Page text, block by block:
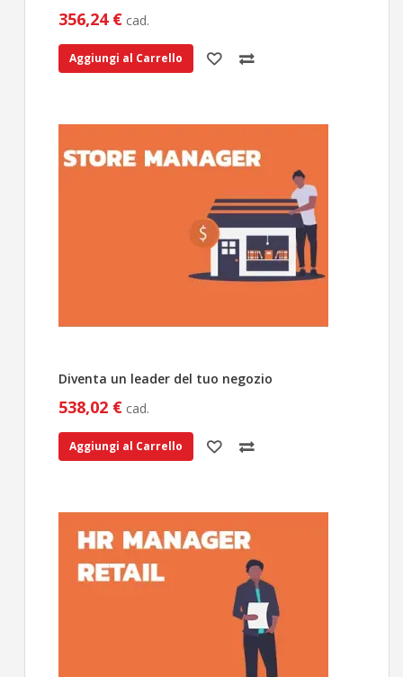
356,24 € cad.
Aggiungi al Carrello
Diventa un leader del tuo negozio
538,02 € cad.
Aggiungi al Carrello